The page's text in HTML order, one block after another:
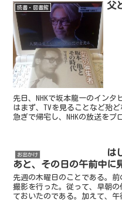
読書・図書館 父
先日、NHKで坂本龍一のイン
はまず、TVを見ることなど殆
急ぎで帰宅し、NHKの放送を
お出かけ
は
あと、その日の午前中
先週の木曜日のことである。
撮影を行った。従って、早朝
ておいたのである。加えて、